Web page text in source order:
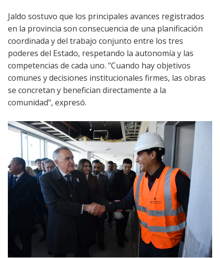
Jaldo sostuvo que los principales avances registrados
en la provincia son consecuencia de una planificación
coordinada y del trabajo conjunto entre los tres
poderes del Estado, respetando la autonomía y las
competencias de cada uno. "Cuando hay objetivos
comunes y decisiones institucionales firmes, las obras
se concretan y benefician directamente a la
comunidad", expresó.